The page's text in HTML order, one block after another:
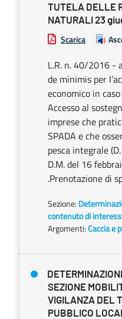
TUTELA DELLE
NATURALI 23
Scarica
L.R. n. 40/2016 -
de minimis per
economico in
Accesso al
imprese che
SPADA e che
pesca integrale
D.M. del 16
.Prenotazione di
Sezione:
contenuto di
Argomenti:Caccia e
SEZIONE
VIGILANZA DEL
PUBBLICO